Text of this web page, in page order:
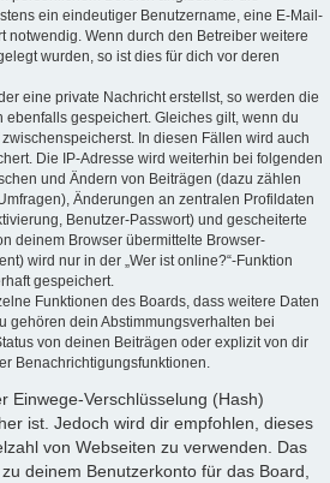
ein eindeutiger Benutzername, eine E-Mail-
notwendig. Wenn durch den Betreiber weitere
wurden, so ist dies für dich vor deren
eine private Nachricht erstellst, so werden die
gespeichert. Gleiches gilt, wenn du
In diesen Fällen wird auch
Die IP-Adresse wird weiterhin bei folgenden
und Ändern von Beiträgen (dazu zählen
Änderungen an zentralen Profildaten
Benutzer-Passwort) und gescheiterte
deinem Browser übermittelte Browser-
wird nur in der „Wer ist online?“-Funktion
gespeichert.
Funktionen des Boards, dass weitere Daten
gehören dein Abstimmungsverhalten bei
von deinen Beiträgen oder explizit von dir
Benachrichtigungsfunktionen.
Einwege-Verschlüsselung (Hash)
ist. Jedoch wird dir empfohlen, dieses
von Webseiten zu verwenden. Das
deinem Benutzerkonto für das Board,